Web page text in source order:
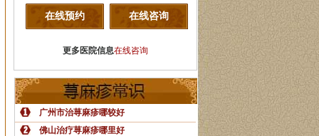
在线预约 在线咨询
更多医院信息在线咨询
广州市治荨麻疹哪较好
佛山治疗荨麻疹哪里好